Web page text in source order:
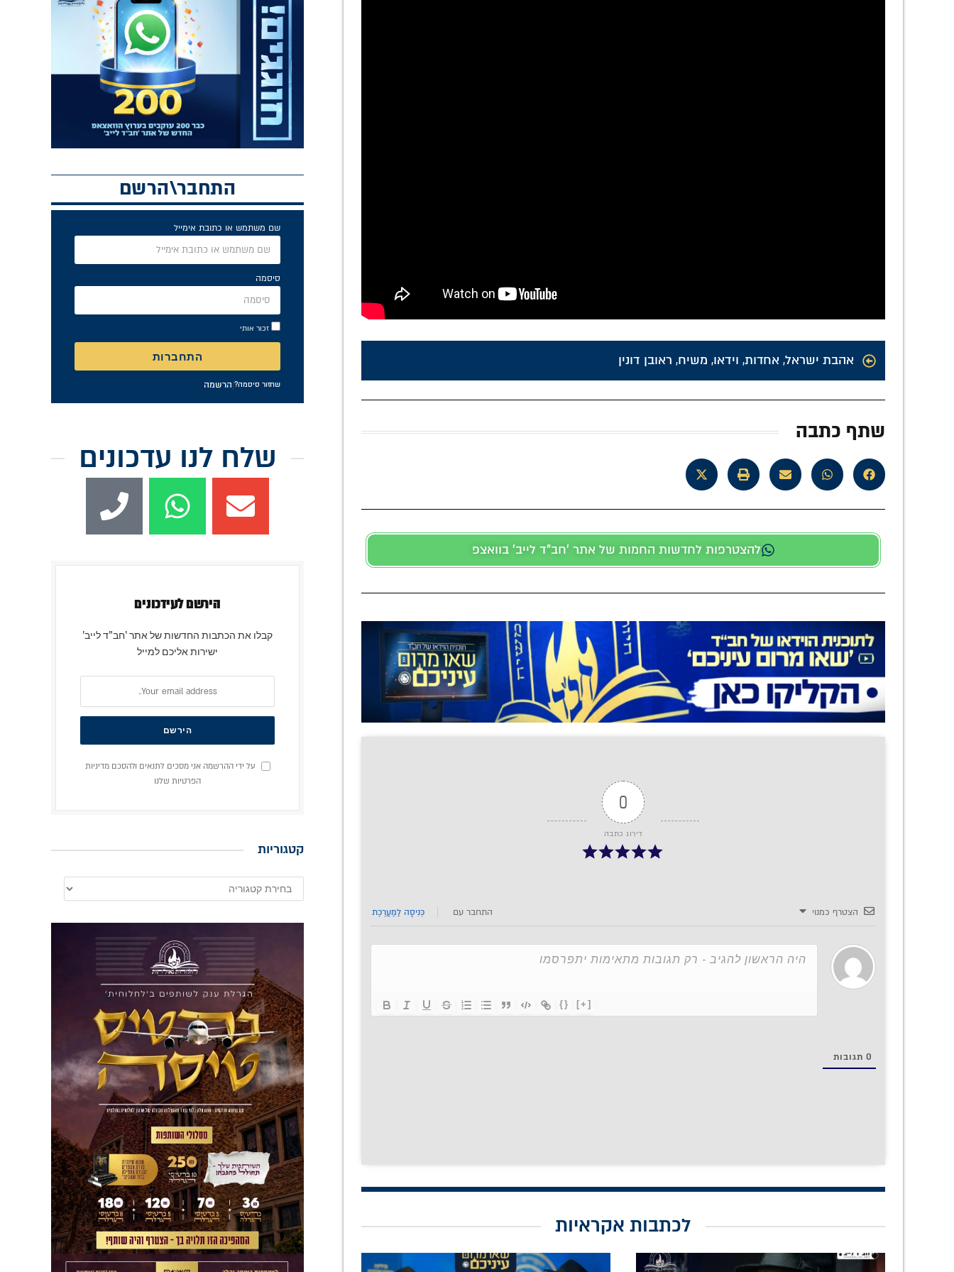
אהבת ישראל, אחדות, וידאו, משיח, ראובן דונין
שתף כתבה
להצטרפות לחדשות החמות של אתר 'חב"ד לייב' בוואצפ
0
דירוג כתבה
הצטרף כמנוי התחבר עם כְּנִיסָה לַמַעֲרֶכֶת
{} [+]
0 תגובות
לכתבות אקראיות
התחבר\הרשם
שם משתמש או כתובת אימייל
סיסמה
זכור אותי
התחברות
שחזור סיסמה?|הרשמה
שלח לנו עדכונים
הירשם לעידכונים
קבלו את הכתבות החדשות של אתר 'חב"ד לייב'
ישירות אליכם למייל
על ידי ההרשמה אני מסכים לתנאים ולהסכם מדיניות
הפרטיות שלנו
קטגוריות